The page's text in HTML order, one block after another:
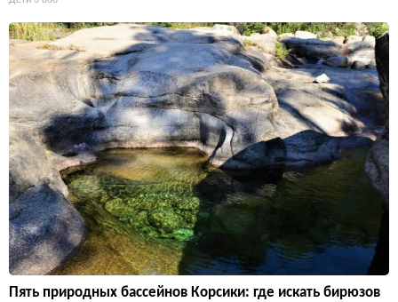
Пять природных бассейнов Корсики: где искать бирюзов